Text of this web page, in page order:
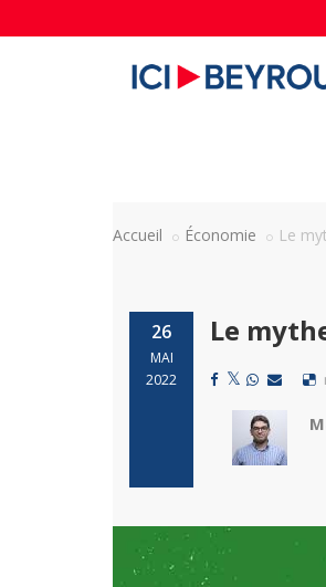
Accueil Économie Le
26
MAI
2022
Le